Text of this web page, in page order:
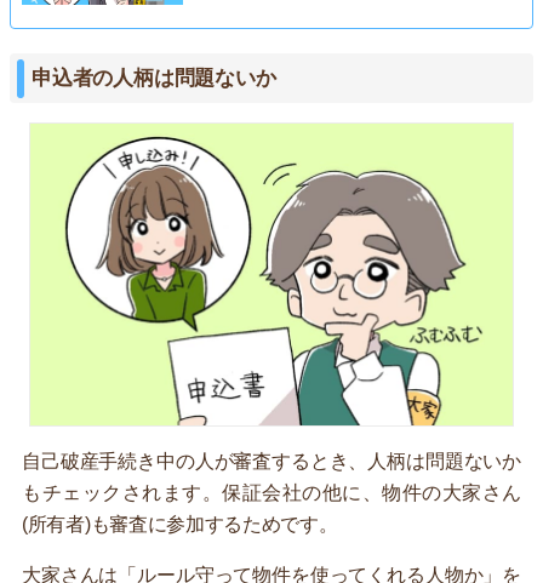
申込者の人柄は問題ないか
自己破産手続き中の人が審査するとき、人柄は問題ないか
もチェックされます。保証会社の他に、物件の大家さん
(所有者)も審査に参加するためです。
大家さんは「ルール守って物件を使ってくれる人物か」を